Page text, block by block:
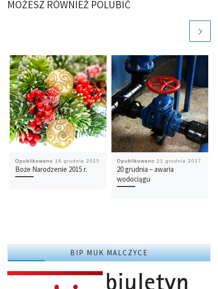
MOŻESZ RÓWNIEŻ POLUBIĆ
Opublikowano 16 grudnia 2015
Boże Narodzenie 2015 r.
Opublikowano21 grudnia 2017
20 grudnia – awaria
wodociągu
BIP MUK MALCZYCE